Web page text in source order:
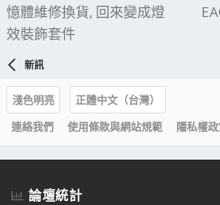
憶體維修換貨, 回來變成燈
效裝飾套件
新訊
淺色明亮
正體中文（台灣）
連絡我們
使用條款與網站規範 隱私權
論壇統計